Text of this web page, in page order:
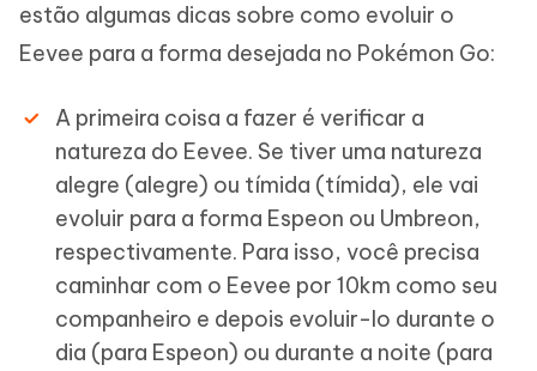
estão algumas dicas sobre como evoluir o
Eevee para a forma desejada no Pokémon Go:
A primeira coisa a fazer é verificar a
natureza do Eevee. Se tiver uma natureza
alegre (alegre) ou tímida (tímida), ele vai
evoluir para a forma Espeon ou Umbreon,
respectivamente. Para isso, você precisa
caminhar com o Eevee por 10km como seu
companheiro e depois evoluir-lo durante o
dia (para Espeon) ou durante a noite (para